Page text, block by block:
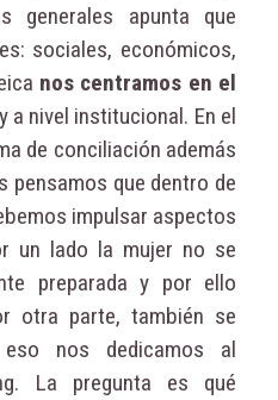
generales apunta que
sociales, económicos,
nos centramos en el
y a nivel institucional. En el
de conciliación además
pensamos que dentro de
impulsar aspectos
un lado la mujer no se
preparada y por ello
otra parte, también se
nos dedicamos al
La pregunta es qué